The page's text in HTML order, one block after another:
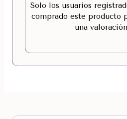
Solo los usuarios
comprado este producto
una